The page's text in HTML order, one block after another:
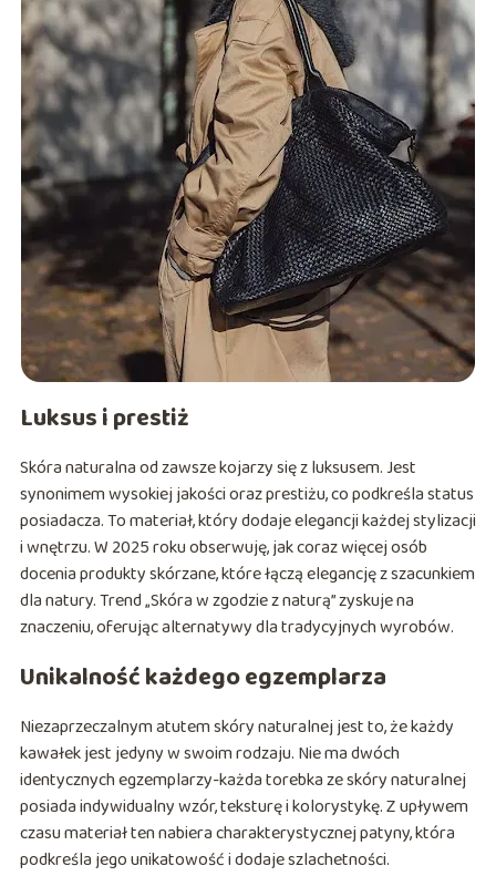
Luksus i prestiż
Skóra naturalna od zawsze kojarzy się z luksusem. Jest
synonimem wysokiej jakości oraz prestiżu, co podkreśla status
posiadacza. To materiał, który dodaje elegancji każdej stylizacji
i wnętrzu. W 2025 roku obserwuję, jak coraz więcej osób
docenia produkty skórzane, które łączą elegancję z szacunkiem
dla natury. Trend „Skóra w zgodzie z naturą” zyskuje na
znaczeniu, oferując alternatywy dla tradycyjnych wyrobów.
Unikalność każdego egzemplarza
Niezaprzeczalnym atutem skóry naturalnej jest to, że każdy
kawałek jest jedyny w swoim rodzaju. Nie ma dwóch
identycznych egzemplarzy-każda torebka ze skóry naturalnej
posiada indywidualny wzór, teksturę i kolorystykę. Z upływem
czasu materiał ten nabiera charakterystycznej patyny, która
podkreśla jego unikatowość i dodaje szlachetności.